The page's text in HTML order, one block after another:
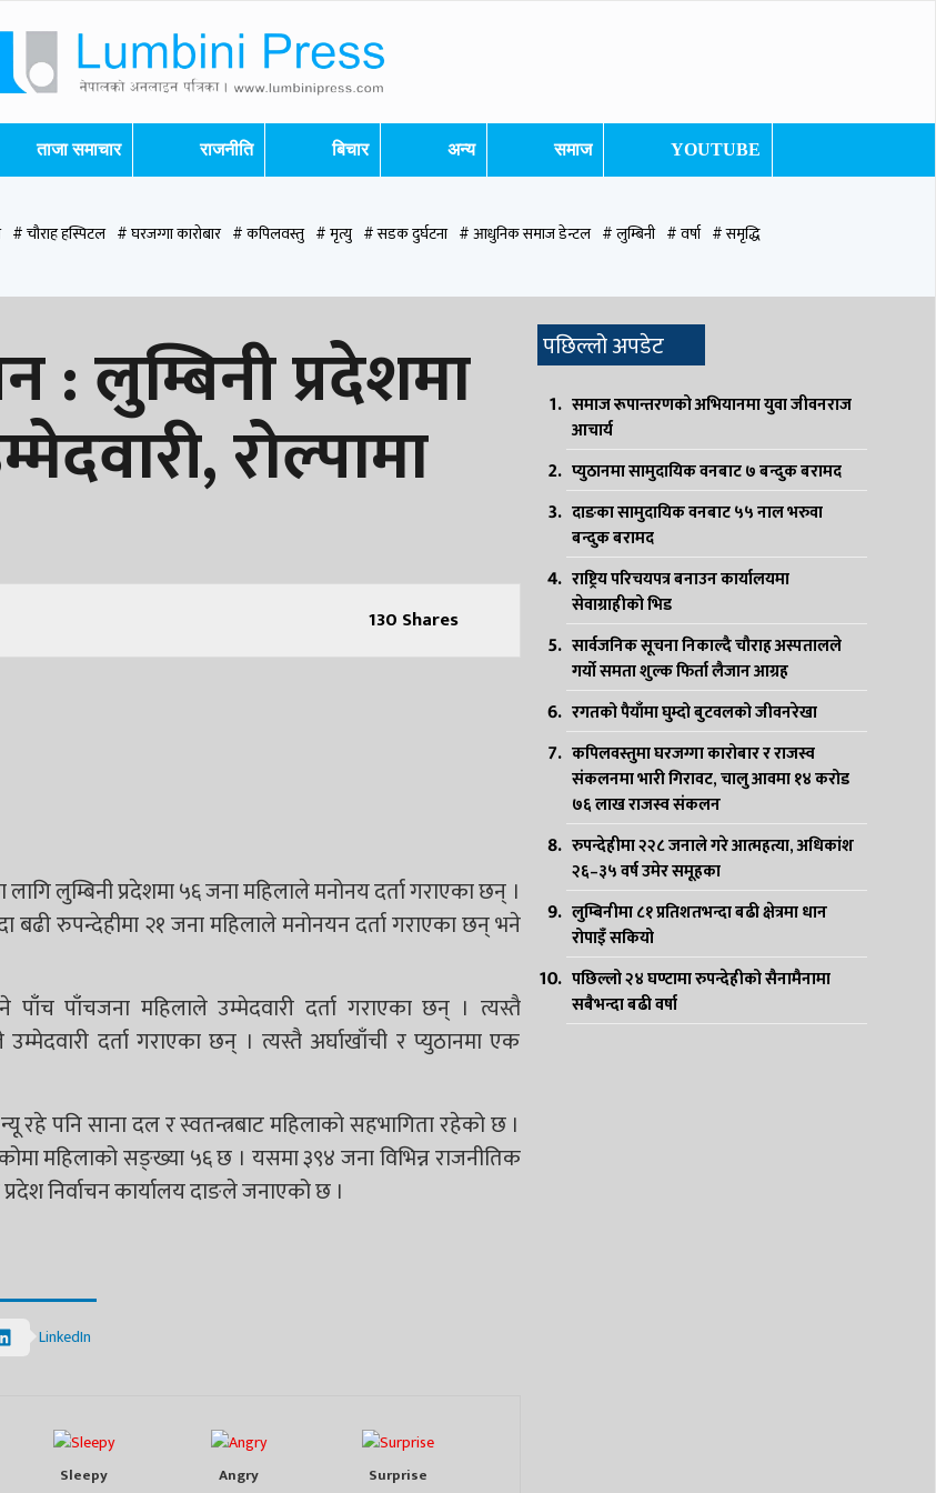
ताजा समाचार राजनीति बिचार अन्य समाज YOUTUBE
# चौराह हस्पिटल # घरजग्गा कारोबार # कपिलवस्तु # मृत्यु # सडक दुर्घटना # आधुनिक समाज डेन्टल # लुम्बिनी # वर्षा # समृद्धि
२ # नेकपा # रुपन्देही १ # चुन्न पौडेल # मन्दिर # सिद्धबाबा # बुटवल उपमहानगरपालिका # बुटवल उपमहान # स्वास्थ्य # निर्वाचन # पाल्पा
: लुम्बिनी प्रदेशमा
रोल्पामा
130 Shares
लुम्बिनी प्रदेशमा ५६ जना महिलाले मनोनय दर्ता गराएका छन् ।
बढी रुपन्देहीमा २१ जना महिलाले मनोनयन दर्ता गराएका छन् भने
पाँच पाँचजना महिलाले उम्मेदवारी दर्ता गराएका छन् । त्यस्तै
दर्ता गराएका छन् । त्यस्तै अर्घाखाँची र प्युठानमा एक
रहे पनि साना दल र स्वतन्त्रबाट महिलाको सहभागिता रहेको छ ।
महिलाको सङ्ख्या ५६ छ । यसमा ३९४ जना विभिन्न राजनीतिक
निर्वाचन कार्यालय दाङले जनाएको छ ।
LinkedIn
Sleepy Angry Surprise
पछिल्लो अपडेट
समाज रूपान्तरणको अभियानमा युवा जीवनराज
आचार्य
प्युठानमा सामुदायिक वनबाट ७ बन्दुक बरामद
दाङका सामुदायिक वनबाट ५५ नाल भरुवा
बन्दुक बरामद
राष्ट्रिय परिचयपत्र बनाउन कार्यालयमा
सेवाग्राहीको भिड
सार्वजनिक सूचना निकाल्दै चौराह अस्पतालले
गर्यो समता शुल्क फिर्ता लैजान आग्रह
रगतको पैयाँमा घुम्दो बुटवलको जीवनरेखा
कपिलवस्तुमा घरजग्गा कारोबार र राजस्व
संकलनमा भारी गिरावट, चालु आवमा १४ करोड
७६ लाख राजस्व संकलन
रुपन्देहीमा २२८ जनाले गरे आत्महत्या, अधिकांश
२६–३५ वर्ष उमेर समूहका
लुम्बिनीमा ८१ प्रतिशतभन्दा बढी क्षेत्रमा धान
रोपाइँ सकियो
पछिल्लो २४ घण्टामा रुपन्देहीको सैनामैनामा
सबैभन्दा बढी वर्षा